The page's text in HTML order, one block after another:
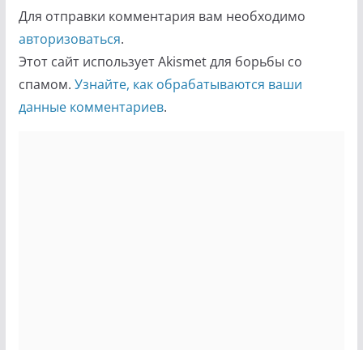
Для отправки комментария вам необходимо
авторизоваться.
Этот сайт использует Akismet для борьбы со
спамом. Узнайте, как обрабатываются ваши
данные комментариев.